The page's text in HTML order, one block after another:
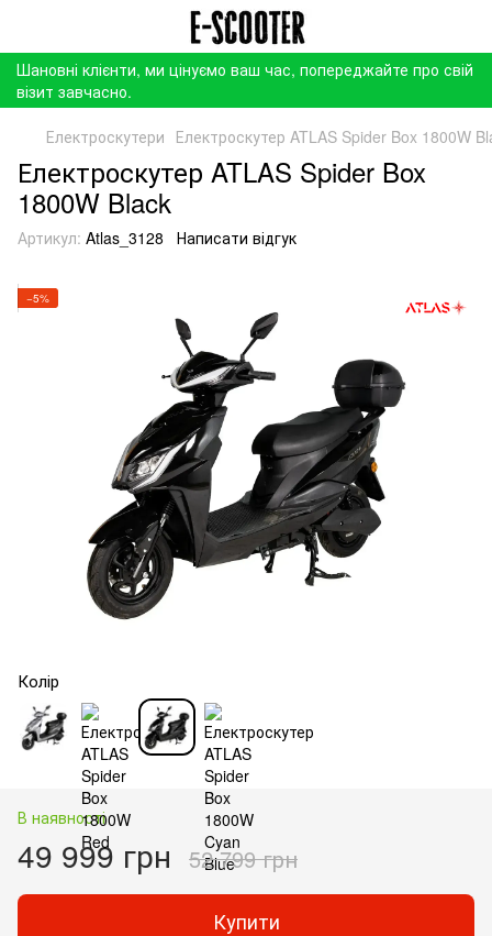
Шановні клієнти, ми цінуємо ваш час, попереджайте про свій
візит завчасно.
Електроскутери Електроскутер ATLAS Spider Box 1800W
Електроскутер ATLAS Spider Box
1800W Black
Артикул: Atlas_3128 Написати відгук
−5%
Колір
В наявності
49 999 грн 52 799 грн
Купити